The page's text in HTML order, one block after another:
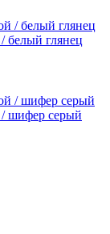
глянец
шифер серый